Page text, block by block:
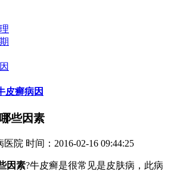
皮癣病因
些因素
院 时间：2016-02-16 09:44:25
因素?牛皮癣是很常见是皮肤病，此病